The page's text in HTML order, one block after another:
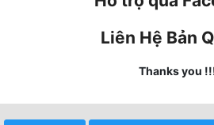
Liên Hệ Bản
Thanks you